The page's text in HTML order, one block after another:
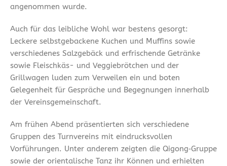
angenommen wurde.
Auch für das leibliche Wohl war bestens gesorgt:
Leckere selbstgebackene Kuchen und Muffins sowie
verschiedenes Salzgebäck und erfrischende Getränke
sowie Fleischkäs- und Veggiebrötchen und der
Grillwagen luden zum Verweilen ein und boten
Gelegenheit für Gespräche und Begegnungen innerhalb
der Vereinsgemeinschaft.
Am frühen Abend präsentierten sich verschiedene
Gruppen des Turnvereins mit eindrucksvollen
Vorführungen. Unter anderem zeigten die Qigong‑Gruppe
sowie der orientalische Tanz ihr Können und erhielten